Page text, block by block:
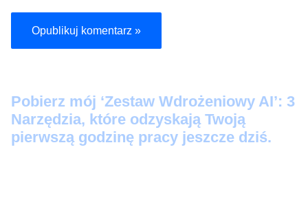
Pobierz mój ‘Zestaw Wdrożeniowy AI’: 3
Narzędzia, które odzyskają Twoją
pierwszą godzinę pracy jeszcze dziś.